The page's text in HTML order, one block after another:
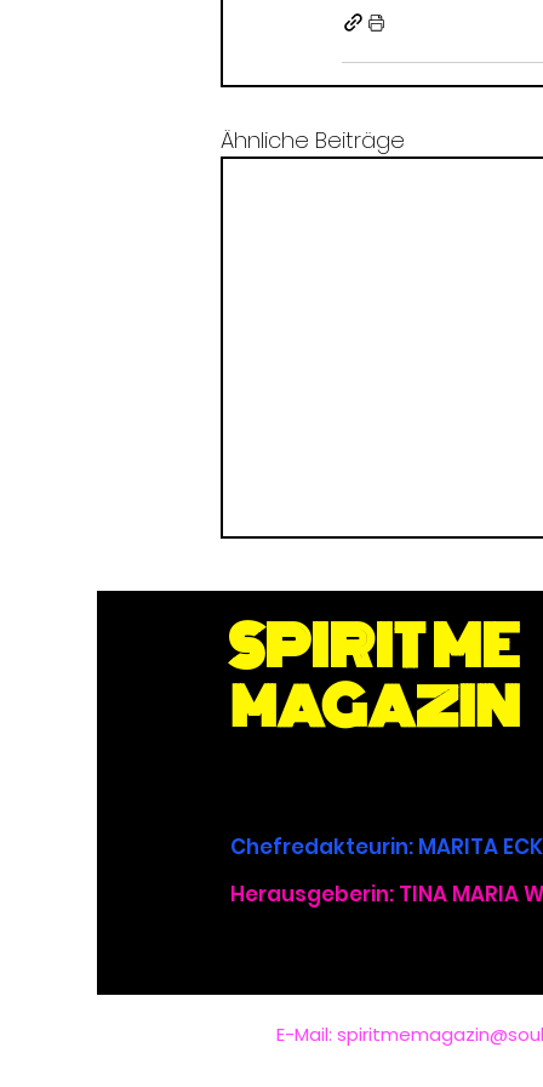
Ähnliche Beiträge
Gaia.
SPIRIT ME
MAGAZIN
Chefredakteurin: MARITA
Herausgeberin: TINA MARIA
E-Mail: